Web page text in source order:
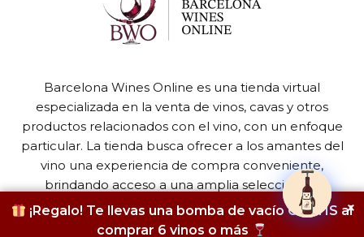
¡Regalo! Te llevas una bomba de vacío GRATIS al
comprar 6 vinos o más
×
Barcelona Wines Online es una tienda virtual
especializada en la venta de vinos, cavas y otros
productos relacionados con el vino, con un enfoque
particular. La tienda busca ofrecer a los amantes del
vino una experiencia de compra conveniente,
brindando acceso a una amplia selección de
productos de alta calidad.
Neve| Funciona gracias aWordPress